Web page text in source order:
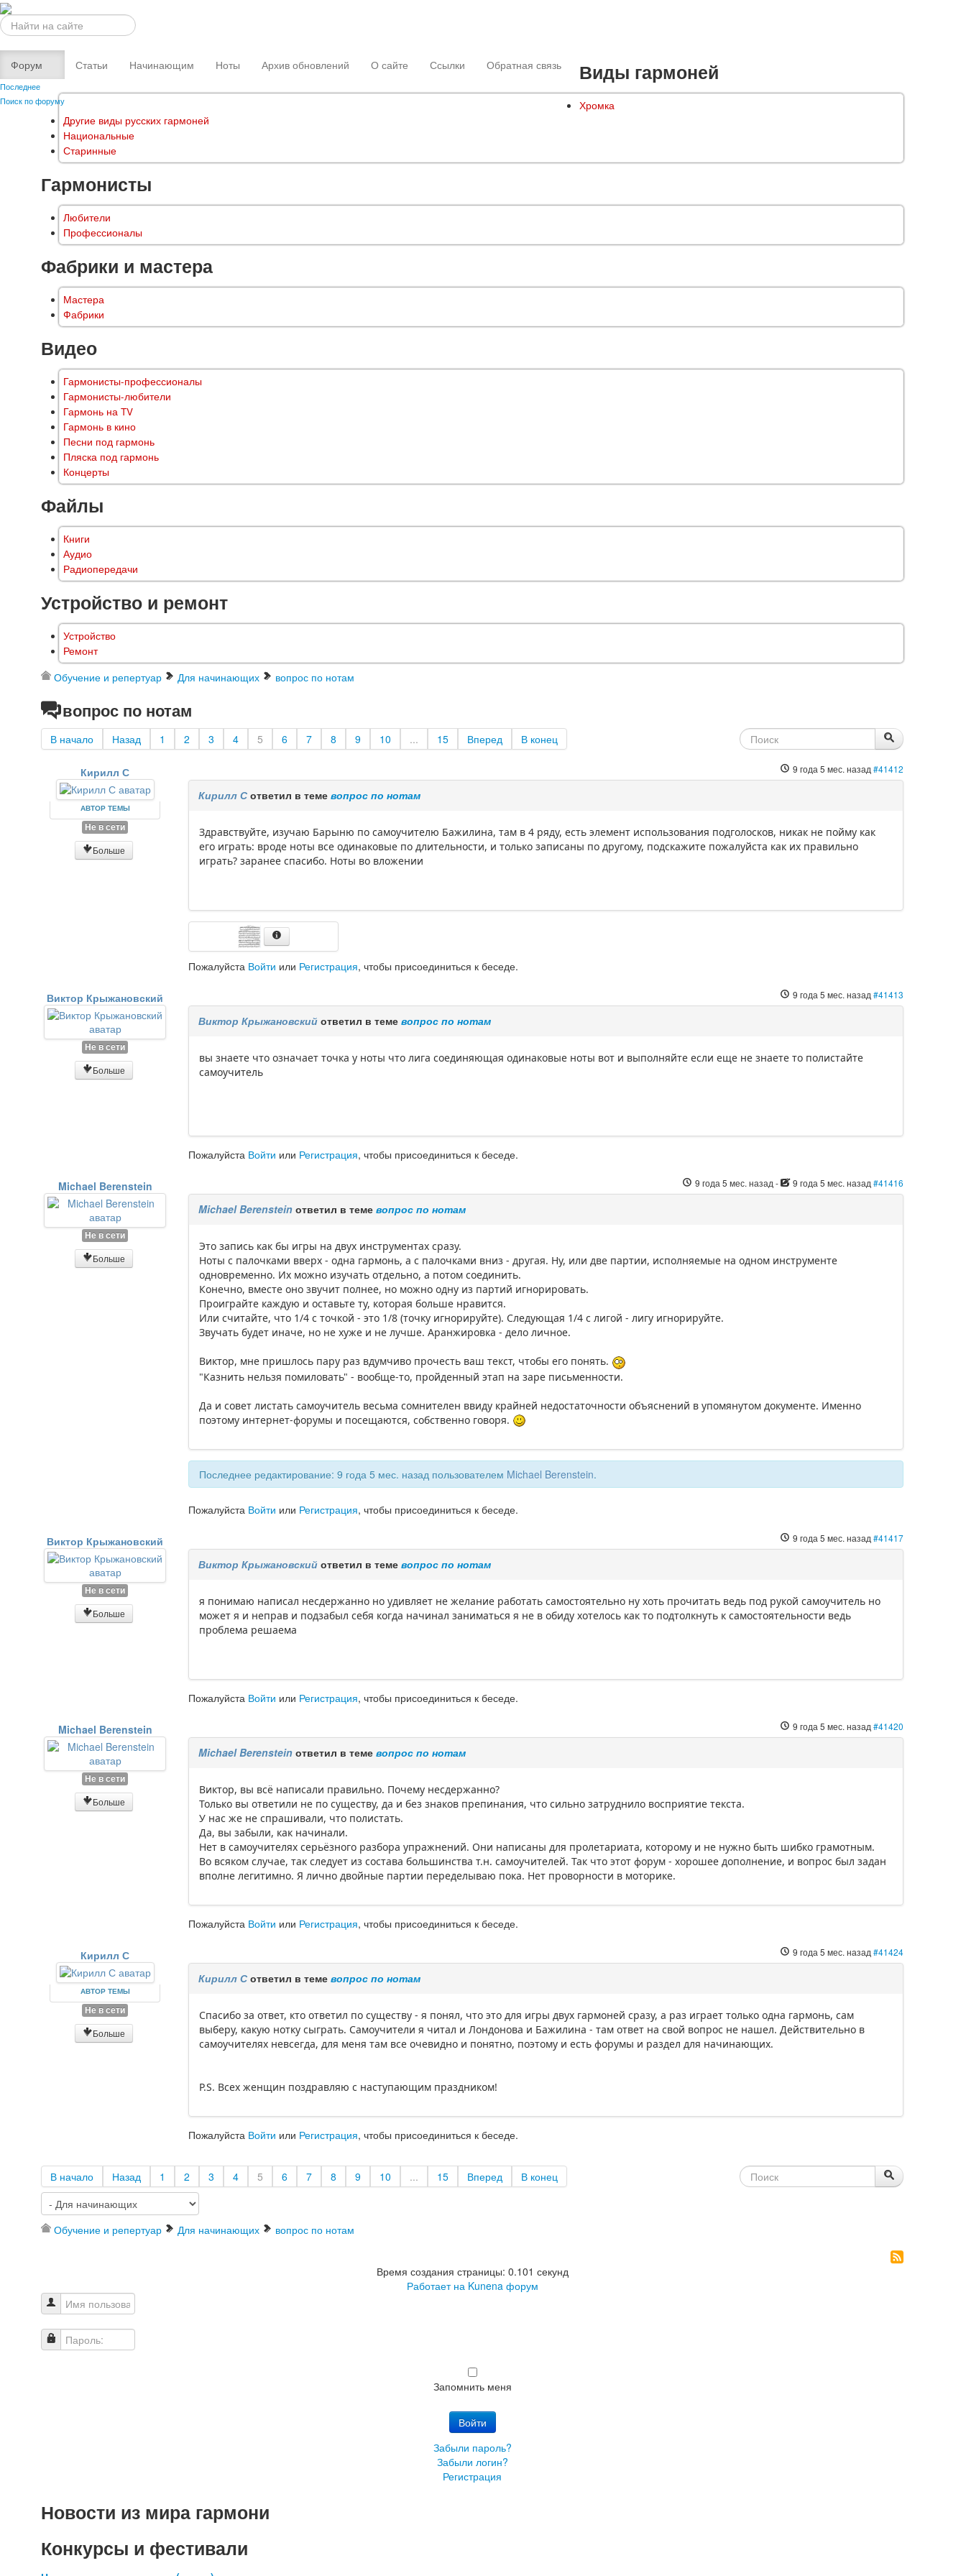
Искать...
Форум
Последнее
Поиск по форуму
Статьи Начинающим Ноты Архив обновлений О сайте Ссылки Обратная связь Виды гармоней
Хромка
Другие виды русских гармоней
Национальные
Старинные
Гармонисты
Любители
Профессионалы
Фабрики и мастера
Мастера
Фабрики
Видео
Гармонисты-профессионалы
Гармонисты-любители
Гармонь на TV
Гармонь в кино
Песни под гармонь
Пляска под гармонь
Концерты
Файлы
Книги
Аудио
Радиопередачи
Устройство и ремонт
Устройство
Ремонт
Обучение и репертуар Для начинающих вопрос по нотам
вопрос по нотам
В начало Назад 1 2 3 4 5 6 7 8 9 10 ... 15 Вперед В конец
Кирилл С
АВТОР ТЕМЫ
Не в сети
Больше
9 года 5 мес. назад #41412
Кирилл С ответил в темевопрос по нотам
Здравствуйте, изучаю Барыню по самоучителю Бажилина, там в 4 ряду, есть элемент использования подголосков, никак не пойму как
его играть: вроде ноты все одинаковые по длительности, и только записаны по другому, подскажите пожалуйста как их правильно
играть? заранее спасибо. Ноты во вложении
Пожалуйста Войти или Регистрация, чтобы присоединиться к беседе.
Виктор Крыжановский
Не в сети
Больше
9 года 5 мес. назад #41413
Виктор Крыжановский ответил в темевопрос по нотам
вы знаете что означает точка у ноты что лига соединяющая одинаковые ноты вот и выполняйте если еще не знаете то полистайте
самоучитель
Пожалуйста Войти или Регистрация, чтобы присоединиться к беседе.
Michael Berenstein
Не в сети
Больше
9 года 5 мес. назад - 9 года 5 мес. назад #41416
Michael Berenstein ответил в темевопрос по нотам
Это запись как бы игры на двух инструментах сразу.
Ноты с палочками вверх - одна гармонь, а с палочками вниз - другая. Ну, или две партии, исполняемые на одном инструменте
одновременно. Их можно изучать отдельно, а потом соединить.
Конечно, вместе оно звучит полнее, но можно одну из партий игнорировать.
Проиграйте каждую и оставьте ту, которая больше нравится.
Или считайте, что 1/4 с точкой - это 1/8 (точку игнорируйте). Следующая 1/4 с лигой - лигу игнорируйте.
Звучать будет иначе, но не хуже и не лучше. Аранжировка - дело личное.
Виктор, мне пришлось пару раз вдумчиво прочесть ваш текст, чтобы его понять.
"Казнить нельзя помиловать" - вообще-то, пройденный этап на заре письменности.
Да и совет листать самоучитель весьма сомнителен ввиду крайней недостаточности объяснений в упомянутом документе. Именно
поэтому интернет-форумы и посещаются, собственно говоря.
Последнее редактирование: 9 года 5 мес. назад пользователем Michael Berenstein.
Пожалуйста Войти или Регистрация, чтобы присоединиться к беседе.
Виктор Крыжановский
Не в сети
Больше
9 года 5 мес. назад #41417
Виктор Крыжановский ответил в темевопрос по нотам
я понимаю написал несдержанно но удивляет не желание работать самостоятельно ну хоть прочитать ведь под рукой самоучитель но
может я и неправ и подзабыл себя когда начинал заниматься я не в обиду хотелось как то подтолкнуть к самостоятельности ведь
проблема решаема
Пожалуйста Войти или Регистрация, чтобы присоединиться к беседе.
Michael Berenstein
Не в сети
Больше
9 года 5 мес. назад #41420
Michael Berenstein ответил в темевопрос по нотам
Виктор, вы всё написали правильно. Почему несдержанно?
Только вы ответили не по существу, да и без знаков препинания, что сильно затруднило восприятие текста.
У нас же не спрашивали, что полистать.
Да, вы забыли, как начинали.
Нет в самоучителях серьёзного разбора упражнений. Они написаны для пролетариата, которому и не нужно быть шибко грамотным.
Во всяком случае, так следует из состава большинства т.н. самоучителей. Так что этот форум - хорошее дополнение, и вопрос был задан
вполне легитимно. Я лично двойные партии переделываю пока. Нет проворности в моторике.
Пожалуйста Войти или Регистрация, чтобы присоединиться к беседе.
Кирилл С
АВТОР ТЕМЫ
Не в сети
Больше
9 года 5 мес. назад #41424
Кирилл С ответил в темевопрос по нотам
Спасибо за ответ, кто ответил по существу - я понял, что это для игры двух гармоней сразу, а раз играет только одна гармонь, сам
выберу, какую нотку сыграть. Самоучители я читал и Лондонова и Бажилина - там ответ на свой вопрос не нашел. Действительно в
самоучителях невсегда, для меня там все очевидно и понятно, поэтому и есть форумы и раздел для начинающих.
P.S. Всех женщин поздравляю с наступающим праздником!
Пожалуйста Войти или Регистрация, чтобы присоединиться к беседе.
В начало Назад 1 2 3 4 5 6 7 8 9 10 ... 15 Вперед В конец
Обучение и репертуар Для начинающих вопрос по нотам
Время создания страницы: 0.101 секунд
Работает на Kunena форум
Имя пользователя
Пароль:
Запомнить меня
Войти
Забыли пароль?
Забыли логин?
Регистрация
Новости из мира гармони
Конкурсы и фестивали